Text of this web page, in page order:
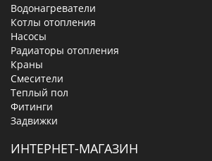
Водонагреватели
Котлы отопления
Насосы
Радиаторы отопления
Краны
Смесители
Теплый пол
Фитинги
Задвижки
ИНТЕРНЕТ-МАГАЗИН